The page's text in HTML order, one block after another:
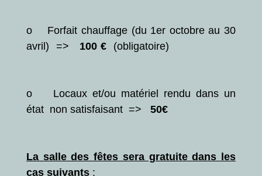
o Forfait chauffage (du 1er octobre au 30
avril) => 100 € (obligatoire)
o Locaux et/ou matériel rendu dans un
état non satisfaisant => 50€
La salle des fêtes sera gratuite dans les
cas suivants :